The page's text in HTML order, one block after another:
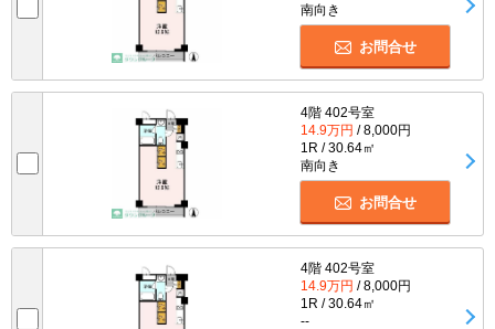
南向き
お問合せ
4階 402号室
14.9万円 / 8,000円
1R / 30.64㎡
南向き
お問合せ
4階 402号室
14.9万円 / 8,000円
1R / 30.64㎡
--